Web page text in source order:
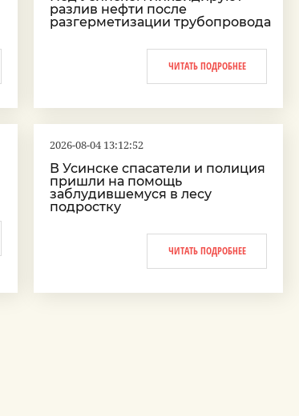
разлив нефти после
разгерметизации трубопровода
ЧИТАТЬ ПОДРОБНЕЕ
2026-08-04 13:12:52
В Усинске спасатели и полиция
пришли на помощь
заблудившемуся в лесу
подростку
ЧИТАТЬ ПОДРОБНЕЕ